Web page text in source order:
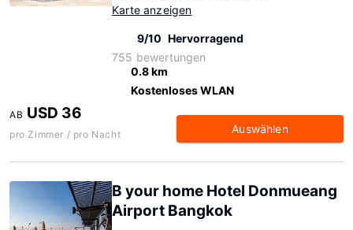
Karte anzeigen
9/10 Hervorragend
755 bewertungen
0.8 km
Kostenloses WLAN
AB USD 36
pro Zimmer / pro Nacht Auswählen
B your home Hotel Donmueang
Airport Bangkok